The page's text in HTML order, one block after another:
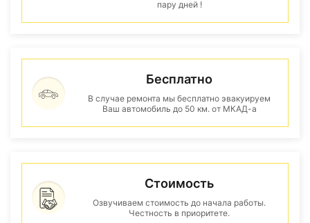
пару дней !
Бесплатно
В случае ремонта мы бесплатно эвакуируем
Ваш автомобиль до 50 км. от МКАД-а
Стоимость
Озвучиваем стоимость до начала работы.
Честность в приоритете.